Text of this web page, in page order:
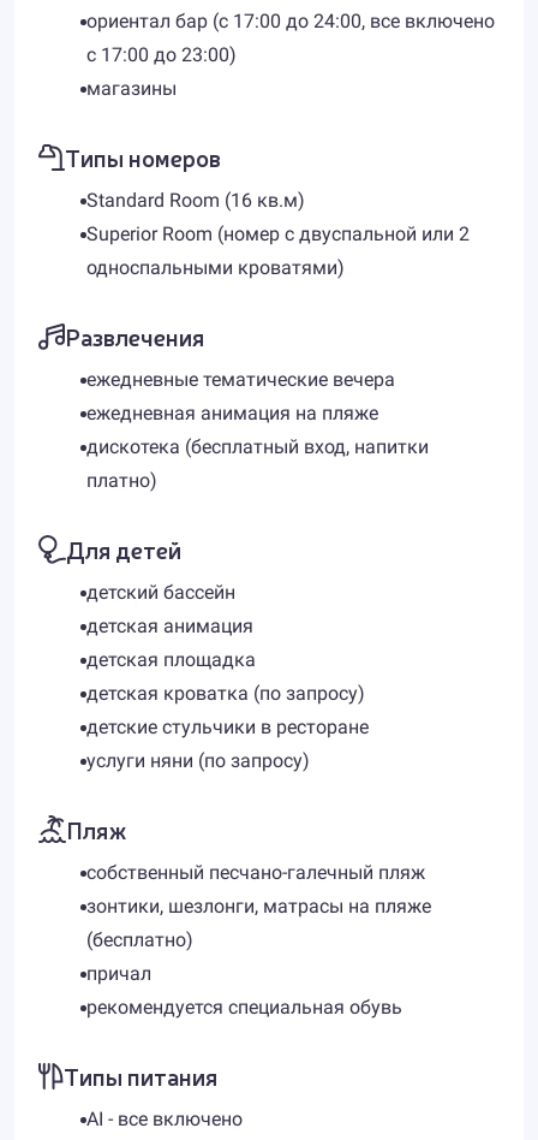
ориентал бар (с 17:00 до 24:00, все включено
с 17:00 до 23:00)
магазины
Типы номеров
Standard Room (16 кв.м)
Superior Room (номер с двуспальной или 2
односпальными кроватями)
Развлечения
ежедневные тематические вечера
ежедневная анимация на пляже
дискотека (бесплатный вход, напитки
платно)
Для детей
детский бассейн
детская анимация
детская площадка
детская кроватка (по запросу)
детские стульчики в ресторане
услуги няни (по запросу)
Пляж
собственный песчано-галечный пляж
зонтики, шезлонги, матрасы на пляже
(бесплатно)
причал
рекомендуется специальная обувь
Типы питания
AI - все включено